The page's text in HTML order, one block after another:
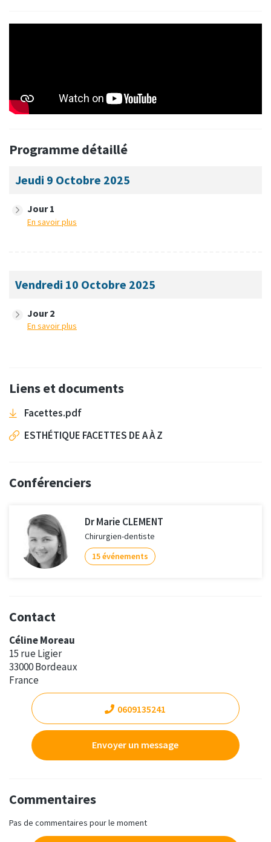
Programme détaillé
Jeudi 9 Octobre 2025
Jour 1
En savoir plus
Vendredi 10 Octobre 2025
Jour 2
En savoir plus
Liens et documents
Facettes.pdf
ESTHÉTIQUE FACETTES DE A À Z
Conférenciers
Dr Marie CLEMENT
Chirurgien-dentiste
15 événements
Contact
Céline Moreau
15 rue Ligier
33000 Bordeaux
France
0609135241
Envoyer un message
Commentaires
Pas de commentaires pour le moment